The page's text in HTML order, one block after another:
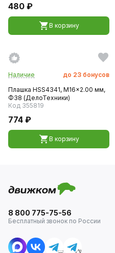
480 ₽
В корзину
Наличие до 23 бонусов
Плашка HSS4341, M16x2.00 мм,
Ф38 (ДелоТехники)
Код 355819
774 ₽
В корзину
8 800 775-75-56
Бесплатный звонок по России